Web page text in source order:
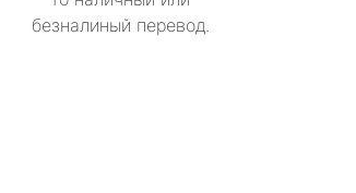
безналиный перевод.